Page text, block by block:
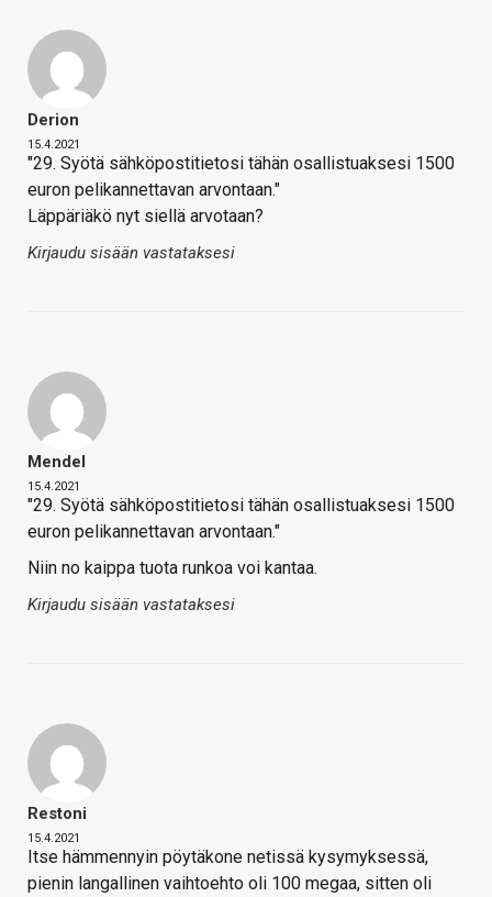
Derion
15.4.2021
"29. Syötä sähköpostitietosi tähän osallistuaksesi 1500
euron pelikannettavan arvontaan."
Läppäriäkö nyt siellä arvotaan?
Kirjaudu sisään vastataksesi
Mendel
15.4.2021
"29. Syötä sähköpostitietosi tähän osallistuaksesi 1500
euron pelikannettavan arvontaan."
Niin no kaippa tuota runkoa voi kantaa.
Kirjaudu sisään vastataksesi
Restoni
15.4.2021
Itse hämmennyin pöytäkone netissä kysymyksessä,
pienin langallinen vaihtoehto oli 100 megaa, sitten oli